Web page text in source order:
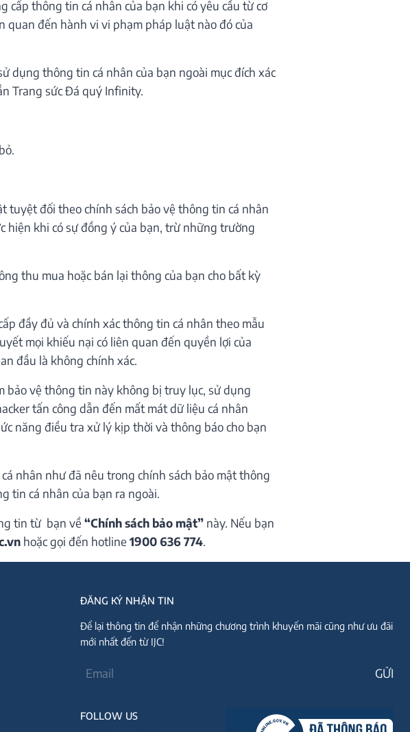
cấp thông tin cá nhân của bạn khi có yêu cầu từ cơ
quan đến hành vi vi phạm pháp luật nào đó của
dụng thông tin cá nhân của bạn ngoài mục đích xác
Trang sức Đá quý Infinity.
tuyệt đối theo chính sách bảo vệ thông tin cá nhân
hiện khi có sự đồng ý của bạn, trừ những trường
thu mua hoặc bán lại thông của bạn cho bất kỳ
đầy đủ và chính xác thông tin cá nhân theo mẫu
mọi khiếu nại có liên quan đến quyền lợi của
đầu là không chính xác.
bảo vệ thông tin này không bị truy lục, sử dụng
tấn công dẫn đến mất mát dữ liệu cá nhân
năng điều tra xử lý kịp thời và thông báo cho bạn
nhân như đã nêu trong chính sách bảo mật thông
tin cá nhân của bạn ra ngoài.
tin từ bạn về “Chính sách bảo mật” này. Nếu bạn
hoặc gọi đến hotline 1900 636 774.
ĐĂNG KÝ NHẬN TIN
Để lại thông tin để nhận những chương trình khuyến mãi cũng như ưu đãi
mới nhất đến từ IJC!
FOLLOW US